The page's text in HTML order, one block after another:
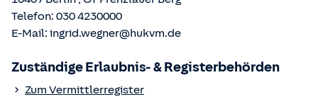
Telefon: 030 4230000
E-Mail: ingrid.wegner@hukvm.de
Zuständige Erlaubnis- & Registerbehörden
Zum Vermittlerregister